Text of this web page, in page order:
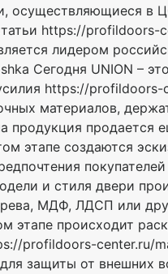
осуществляющиеся в
https://profildoors-
лидером
Сегодня UNION –
https://
материалов,
продукция продается
этапе создаются
и стиля двери
МДФ, ЛДСП или
этапе происходит
profildoors-center.ru/
защиты от внешних